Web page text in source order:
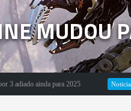
MUDOU
ainda para 2025 Noticias